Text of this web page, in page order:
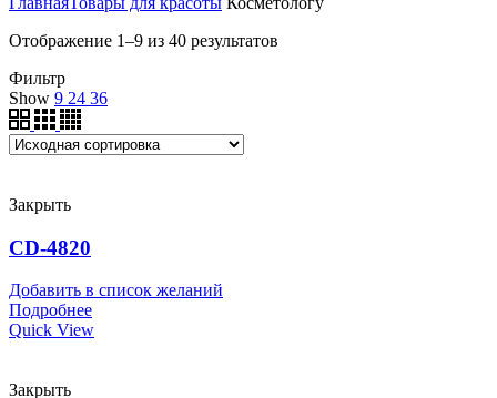
Отображение 1–9 из 40 результатов
Фильтр
Show 9 24 36
Закрыть
CD-4820
Добавить в список желаний
Подробнее
Quick View
Закрыть